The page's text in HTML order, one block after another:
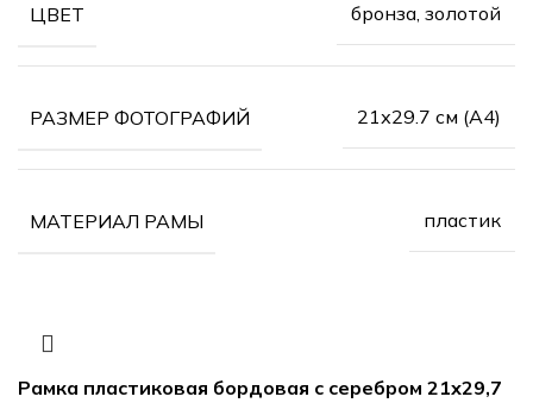
ЦВЕТ бронза, золотой
РАЗМЕР ФОТОГРАФИЙ 21х29.7 см (А4)
МАТЕРИАЛ РАМЫ пластик
Рамка пластиковая бордовая с серебром 21х29,7